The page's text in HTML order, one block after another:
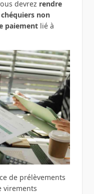
devrez rendre
non
paiementlié à
de prélèvements
virements